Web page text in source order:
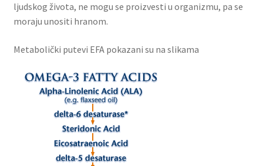
ljudskog života, ne mogu se proizvesti u organizmu, pa se
moraju unositi hranom.
Metabolički putevi EFA pokazani su na slikama